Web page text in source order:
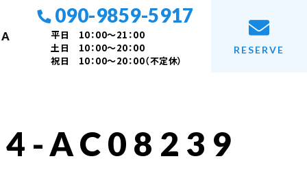
090-9859-5917
平日 10：00～21：00
土日 10：00～20：00
祝日 10：00～20：00（不定休）
RESERVE
AC08239